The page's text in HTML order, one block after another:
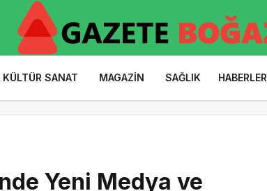
KÜLTÜR SANAT MAGAZIN SAĞLIK HABERLER
Yeni Medya ve